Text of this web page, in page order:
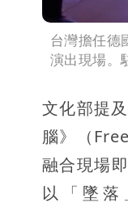
台灣擔任德
演出現場。
文化部提
腦》（
融合現場
以「墜